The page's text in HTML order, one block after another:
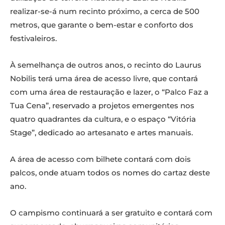
realizar-se-á num recinto próximo, a cerca de 500
metros, que garante o bem-estar e conforto dos
festivaleiros.
À semelhança de outros anos, o recinto do Laurus
Nobilis terá uma área de acesso livre, que contará
com uma área de restauração e lazer, o “Palco Faz a
Tua Cena”, reservado a projetos emergentes nos
quatro quadrantes da cultura, e o espaço “Vitória
Stage”, dedicado ao artesanato e artes manuais.
A área de acesso com bilhete contará com dois
palcos, onde atuam todos os nomes do cartaz deste
ano.
O campismo continuará a ser gratuito e contará com